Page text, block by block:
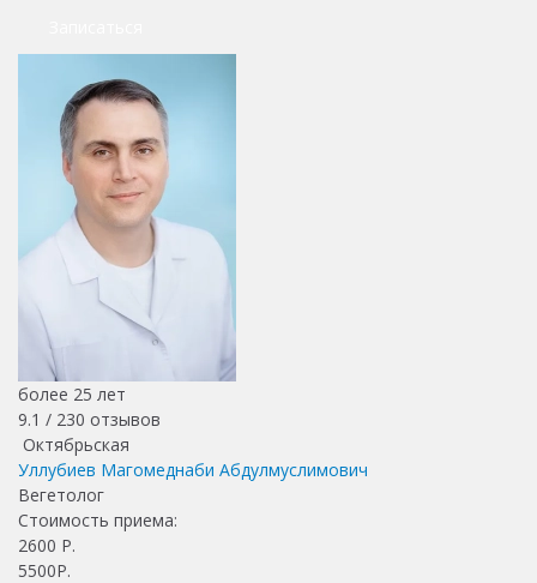
более 25 лет
9.1 / 230 отзывов
Октябрьская
Уллубиев Магомеднаби Абдулмуслимович
Вегетолог
Стоимость приема:
2600 Р.
5500Р.